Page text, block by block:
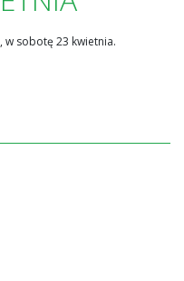
w sobotę 23 kwietnia.